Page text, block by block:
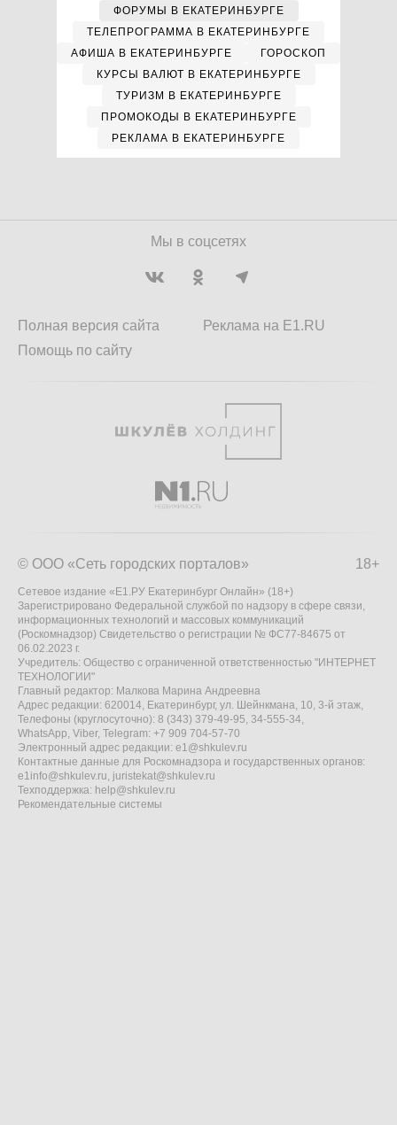
ФОРУМЫ В ЕКАТЕРИНБУРГЕ
ТЕЛЕПРОГРАММА В ЕКАТЕРИНБУРГЕ
АФИША В ЕКАТЕРИНБУРГЕ
ГОРОСКОП
КУРСЫ ВАЛЮТ В ЕКАТЕРИНБУРГЕ
ТУРИЗМ В ЕКАТЕРИНБУРГЕ
ПРОМОКОДЫ В ЕКАТЕРИНБУРГЕ
РЕКЛАМА В ЕКАТЕРИНБУРГЕ
Мы в соцсетях
Полная версия сайта
Помощь по сайту
Реклама на E1.RU
18+
© ООО «Сеть городских порталов»
Сетевое издание «Е1.РУ Екатеринбург Онлайн» (18+)
Зарегистрировано Федеральной службой по надзору в сфере связи,
информационных технологий и массовых коммуникаций
(Роскомнадзор) Свидетельство о регистрации № ФС77-84675 от
06.02.2023 г.
Учредитель: Общество с ограниченной ответственностью "ИНТЕРНЕТ
ТЕХНОЛОГИИ"
Главный редактор: Малкова Марина Андреевна
Адрес редакции: 620014, Екатеринбург, ул. Шейнкмана, 10, 3-й этаж,
Телефоны (круглосуточно): 8 (343) 379-49-95, 34-555-34,
WhatsApp, Viber, Telegram: +7 909 704-57-70
Электронный адрес редакции: e1@shkulev.ru
Контактные данные для Роскомнадзора и государственных органов:
e1info@shkulev.ru, juristekat@shkulev.ru
Техподдержка: help@shkulev.ru
Рекомендательные системы